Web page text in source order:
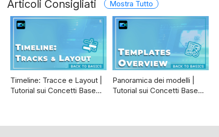
Articoli Consigliati Mostra Tutto
Timeline: Tracce e Layout |
Tutorial sui Concetti Base…
Panoramica dei modelli |
Tutorial sui Concetti Base…